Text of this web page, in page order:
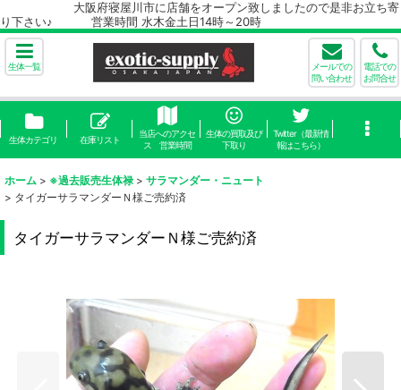
大阪府寝屋川市に店舗をオープン致しましたので是非お立ち寄
り下さい♪ 営業時間 水木金土日14時～20時
生体一覧
メールでの
問い合わせ
電話での
お問合せ
生体カテゴリ 在庫リスト
当店へのアクセ
ス 営業時間
生体の買取及び
下取り
Twitter（最新情
報はこちら）
ホーム > ※過去販売生体禄 > サラマンダー・ニュート
> タイガーサラマンダーＮ様ご売約済
タイガーサラマンダーＮ様ご売約済